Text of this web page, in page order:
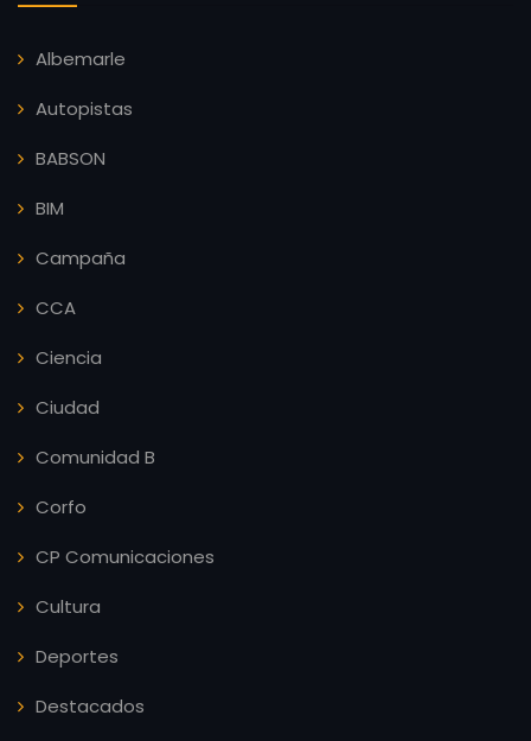
Albemarle
Autopistas
BABSON
BIM
Campaña
CCA
Ciencia
Ciudad
Comunidad B
Corfo
CP Comunicaciones
Cultura
Deportes
Destacados